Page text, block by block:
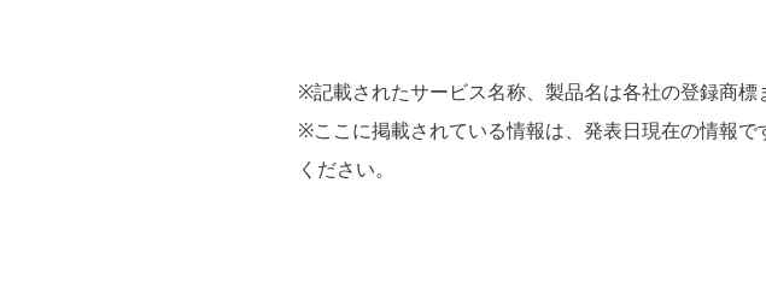
※記載されたサービス名称、製品名は各社の登録商標
※ここに掲載されている情報は、発表日現在の情報
ください。